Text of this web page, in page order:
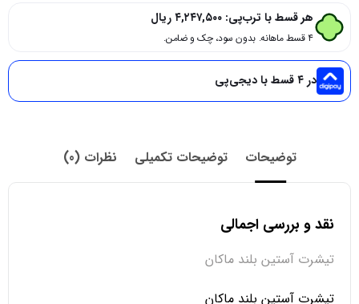
هر قسط با ترب‌پی: ۴,۲۴۷,۵۰۰ریال
۴ قسط ماهانه. بدون سود، چک و ضامن.
در ۴ قسط با دیجی‌پی
توضیحات توضیحات تکمیلی نظرات (0)
نقد و بررسی اجمالی
تیشرت آستین بلند ماکان
تیشرت آستین بلند ماکان